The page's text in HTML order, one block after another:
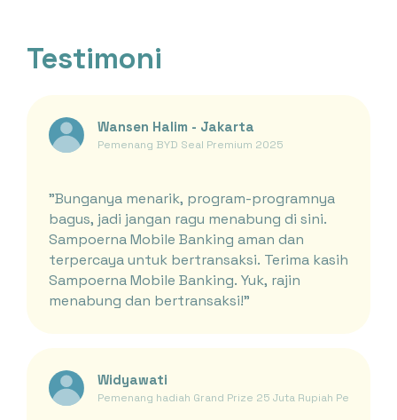
Testimoni
Wansen Halim - Jakarta
Pemenang BYD Seal Premium 2025
"Bunganya menarik, program-programnya
bagus, jadi jangan ragu menabung di sini.
Sampoerna Mobile Banking aman dan
terpercaya untuk bertransaksi. Terima kasih
Sampoerna Mobile Banking. Yuk, rajin
menabung dan bertransaksi!"
Widyawati
Pemenang hadiah Grand Prize 25 Juta Rupiah Periode